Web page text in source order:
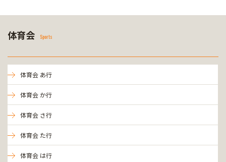
体育会 Sports
体育会 あ行
体育会 か行
体育会 さ行
体育会 た行
体育会 は行